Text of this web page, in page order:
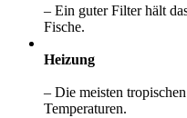
– Ein guter Filter hält
Fische.
Heizung
– Die meisten
Temperaturen.